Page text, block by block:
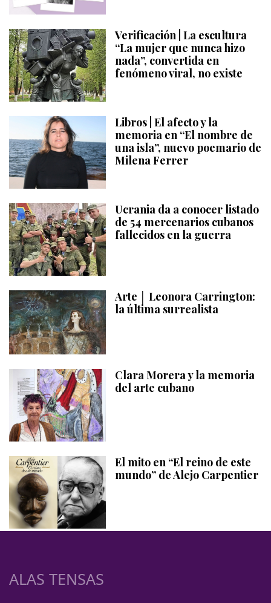
Verificación | La escultura
“La mujer que nunca hizo
nada”, convertida en
fenómeno viral, no existe
Libros | El afecto y la
memoria en “El nombre de
una isla”, nuevo poemario de
Milena Ferrer
Ucrania da a conocer listado
de 54 mercenarios cubanos
fallecidos en la guerra
Arte │ Leonora Carrington:
la última surrealista
Clara Morera y la memoria
del arte cubano
El mito en “El reino de este
mundo” de Alejo Carpentier
ALAS TENSAS